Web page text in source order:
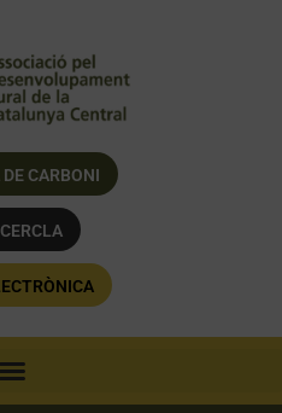
CARBONI